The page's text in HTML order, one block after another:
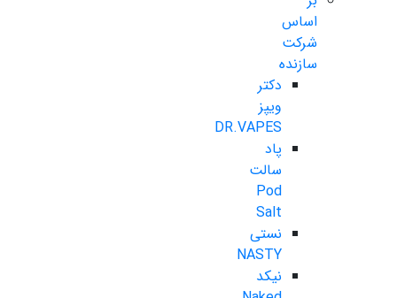
اساس
شرکت
سازنده
دکتر
ویپز
DR.VAPES
پاد
سالت
Pod
Salt
نستی
NASTY
نیکد